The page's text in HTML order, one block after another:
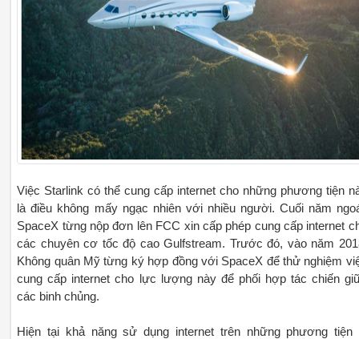
Việc Starlink có thể cung cấp internet cho những phương tiện
là điều không mấy ngạc nhiên với nhiều người. Cuối năm
SpaceX từng nộp đơn lên FCC xin cấp phép cung cấp internet
các chuyên cơ tốc độ cao Gulfstream. Trước đó, vào năm
Không quân Mỹ từng ký hợp đồng với SpaceX để thử nghiệm
cung cấp internet cho lực lượng này để phối hợp tác chiến
các binh chủng.
Hiện tại khả năng sử dụng internet trên những phương tiện